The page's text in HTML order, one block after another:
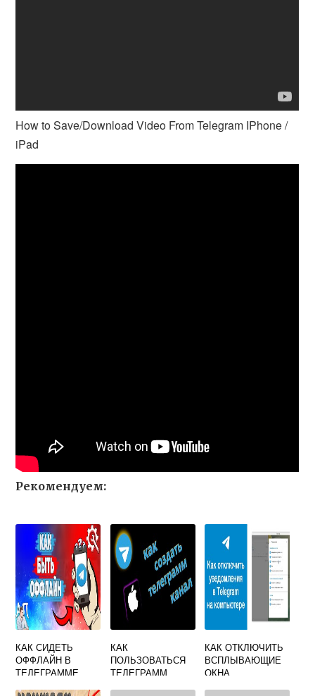
How to Save/Download Video From Telegram IPhone /
iPad
Рекомендуем:
КАК СИДЕТЬ
ОФФЛАЙН В
ТЕЛЕГРАММЕ
КАК
ПОЛЬЗОВАТЬСЯ
ТЕЛЕГРАММ
КАК ОТКЛЮЧИТЬ
ВСПЛЫВАЮЩИЕ
ОКНА